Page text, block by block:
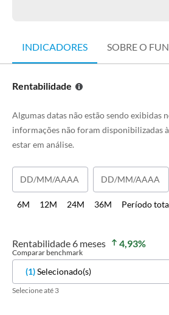
INDICADORES SOBRE O
Rentabilidade
Algumas datas não estão sendo exibidas
informações não foram disponibilizadas
estar em análise.
6M 12M 24M 36M Período
Rentabilidade 6 meses 4,93%
Comparar benchmark
(1)Selecionado(s)
Selecione até 3